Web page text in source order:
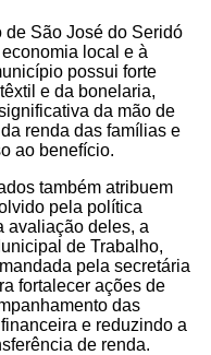
São José do Seridó
local e à
possui forte
e da bonelaria,
da mão de
renda das famílias e
ao benefício.
também atribuem
pela política
avaliação deles, a
de Trabalho,
pela secretária
fortalecer ações de
das
e reduzindo a
de renda.